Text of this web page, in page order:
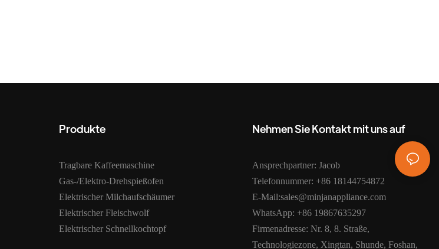
Produkte
Tragbare Kaffeemaschine
Gas-/Elektro-Drehspießofen
Elektrischer Milchaufschäumer
Elektrischer Fleischwolf
Elektrischer Schnellkochtopf
Nehmen Sie Kontakt mit uns auf
Ansprechpartner: Jacob
Telefonnummer: +86 18144754872
E-Mail:sales@minjanappliance.com
WhatsApp: +86 19867635297
Firmenadresse: Nr. 8, 8. Straße,
Technologiezone, Xingtan, Shunde, Foshan,